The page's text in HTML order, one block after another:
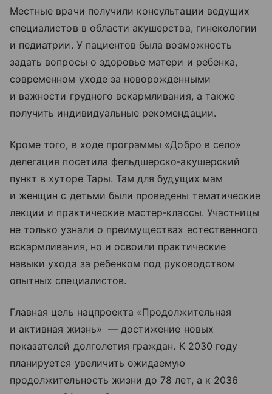
Местные врачи получили консультации ведущих
специалистов в области акушерства, гинекологии
и педиатрии. У пациентов была возможность
задать вопросы о здоровье матери и ребенка,
современном уходе за новорожденными
и важности грудного вскармливания, а также
получить индивидуальные рекомендации.
Кроме того, в ходе программы «Добро в село»
делегация посетила фельдшерско‑акушерский
пункт в хуторе Тары. Там для будущих мам
и женщин с детьми были проведены тематические
лекции и практические мастер‑классы. Участницы
не только узнали о преимуществах естественного
вскармливания, но и освоили практические
навыки ухода за ребенком под руководством
опытных специалистов.
Главная цель нацпроекта «Продолжительная
и активная жизнь» — достижение новых
показателей долголетия граждан. К 2030 году
планируется увеличить ожидаемую
продолжительность жизни до 78 лет, а к 2036